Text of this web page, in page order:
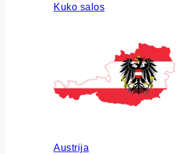
Kuko salos
Austrija